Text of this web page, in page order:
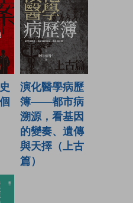
演化醫學病歷
簿——都市病
溯源，看基因
的變奏、遺傳
與天擇（上古
篇）